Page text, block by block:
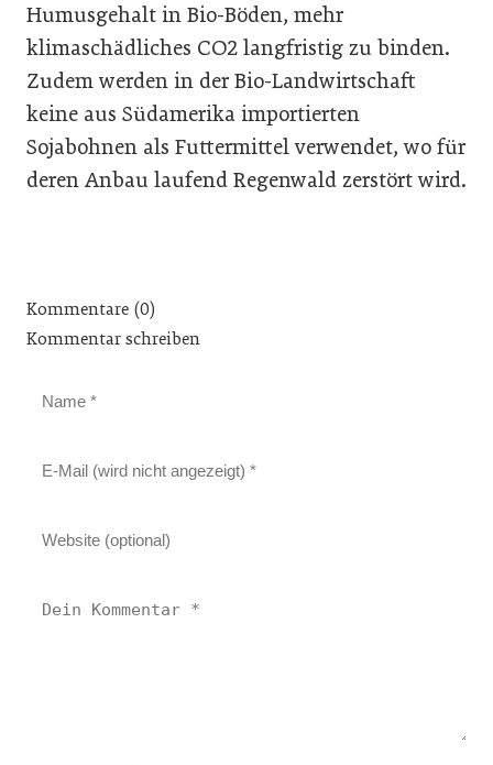
Humusgehalt in Bio-Böden, mehr
klimaschädliches CO2 langfristig zu binden.
Zudem werden in der Bio-Landwirtschaft
keine aus Südamerika importierten
Sojabohnen als Futtermittel verwendet, wo für
deren Anbau laufend Regenwald zerstört wird.
Kommentare (0)
Kommentar schreiben